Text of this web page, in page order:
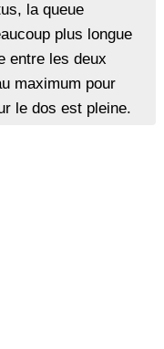
la queue
plus longue
entre les deux
maximum pour
le dos est pleine.